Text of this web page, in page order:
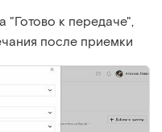
"Готово к передаче",
после приемки